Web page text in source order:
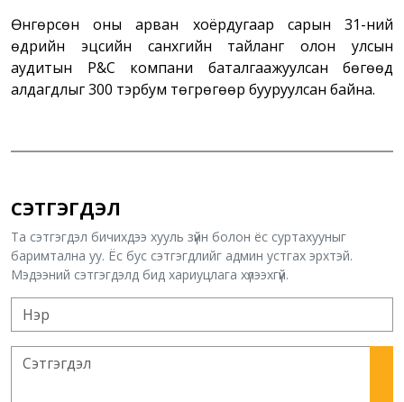
Өнгөрсөн оны арван хоёрдугаар сарын 31-ний
өдрийн эцсийн санхүүгийн тайланг олон улсын
аудитын P&C компани баталгаажуулсан бөгөөд
алдагдлыг 300 тэрбум төгрөгөөр бууруулсан байна.
СЭТГЭГДЭЛ
Та сэтгэгдэл бичихдээ хууль зүйн болон ёс суртахууныг
баримтална уу. Ёс бус сэтгэгдлийг админ устгах эрхтэй.
Мэдээний сэтгэгдэлд бид хариуцлага хүлээхгүй.